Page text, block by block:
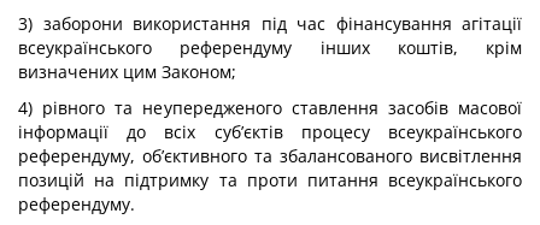
3) заборони використання під час фінансування агітації
всеукраїнського референдуму інших коштів, крім
визначених цим Законом;
4) рівного та неупередженого ставлення засобів масової
інформації до всіх суб’єктів процесу всеукраїнського
референдуму, об’єктивного та збалансованого висвітлення
позицій на підтримку та проти питання всеукраїнського
референдуму.